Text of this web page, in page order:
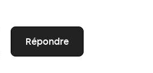
Répondre